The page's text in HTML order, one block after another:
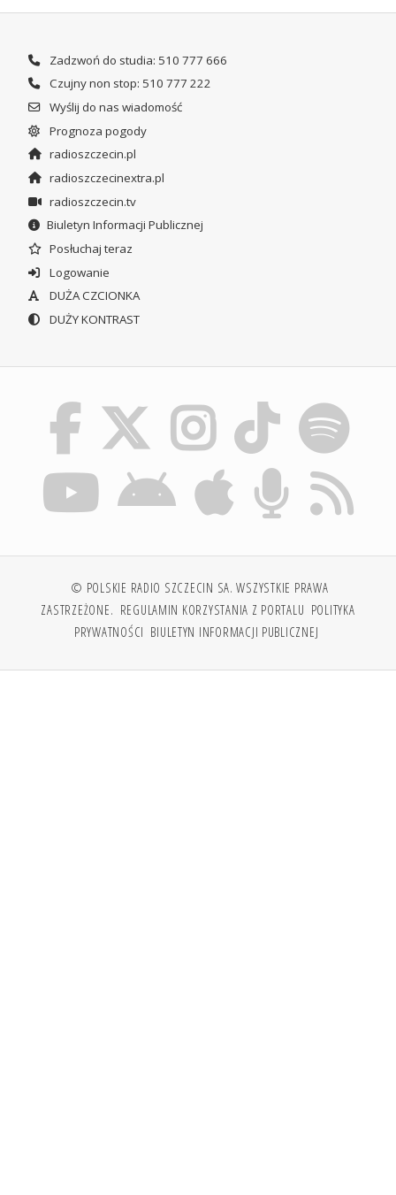
Zadzwoń do studia: 510 777 666
Czujny non stop: 510 777 222
Wyślij do nas wiadomość
Prognoza pogody
radioszczecin.pl
radioszczecinextra.pl
radioszczecin.tv
Biuletyn Informacji Publicznej
Posłuchaj teraz
Logowanie
DUŻA CZCIONKA
DUŻY KONTRAST
© POLSKIE RADIO SZCZECIN SA. WSZYSTKIE PRAWA
ZASTRZEŻONE. REGULAMIN KORZYSTANIA Z PORTALU POLITYKA
PRYWATNOŚCI BIULETYN INFORMACJI PUBLICZNEJ